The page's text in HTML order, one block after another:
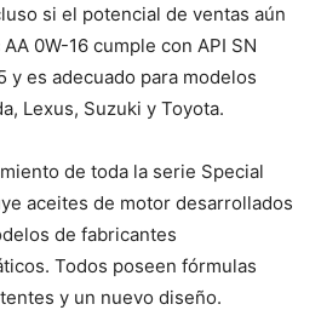
si el potencial de ventas aún
0W-16 cumple con API SN
y es adecuado para modelos
Lexus, Suzuki y Toyota.
de toda la serie Special
aceites de motor desarrollados
de fabricantes
Todos poseen fórmulas
y un nuevo diseño.